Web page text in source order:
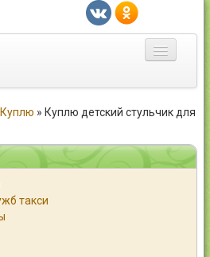
Куплю » Куплю детский стульчик для
такси